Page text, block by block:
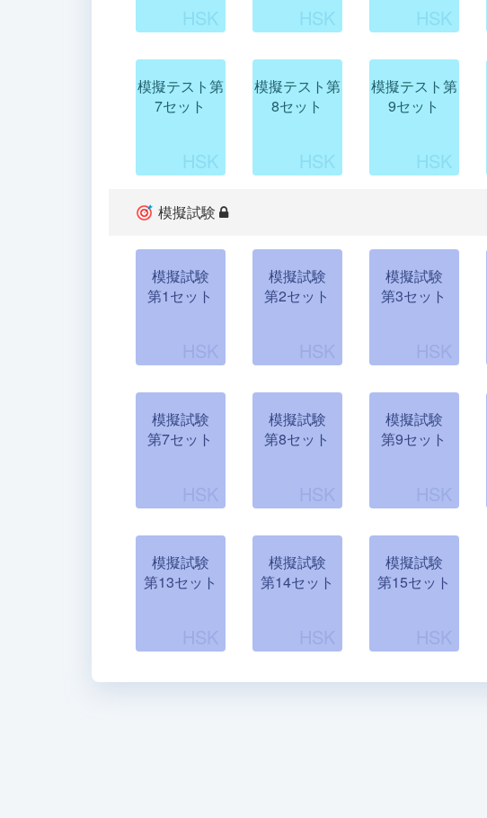
模擬テスト第
7セット
模擬テスト第
8セット
模擬テスト第
9セット
模擬試験
模擬試験
第1セット
模擬試験
第2セット
模擬試験
第3セット
模擬試験
第7セット
模擬試験
第8セット
模擬試験
第9セット
模擬試験
第13セット
模擬試験
第14セット
模擬試験
第15セット